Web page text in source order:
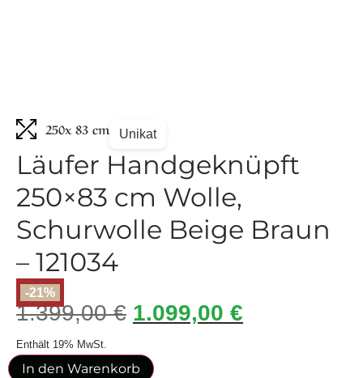
250x 83 cm Unikat
Läufer Handgeknüpft
250×83 cm Wolle,
Schurwolle Beige Braun
– 121034
-21%
1.399,00€ 1.099,00 €
Enthält 19% MwSt.
In den Warenkorb